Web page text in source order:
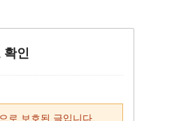
확인
로 보호된 글입니다.